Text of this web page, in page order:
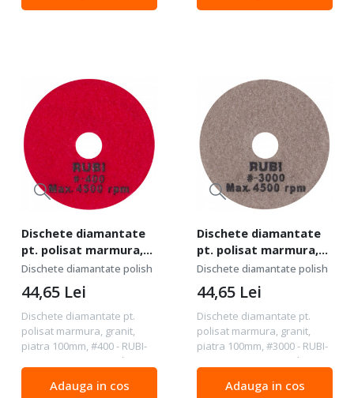
piatra naturala.
diamantat, fibrodisc
Dischete diamantate
pt. polisat marmura,
granit, piatra 100mm,
#400 - RUBI-62973
Dischete diamantate polish
Dischete diamantate pt.
polisat marmura, granit,
piatra 100mm, #400 - RUBI-
62973 Diametru ext. disc:
Pentru : marmura, granit,
44,65 Lei
Adauga in cos
Dischete diamantate
pt. polisat marmura,
granit, piatra 100mm,
#3000 - RUBI-62976
Dischete diamantate polish
Dischete diamantate pt.
polisat marmura, granit,
piatra 100mm, #3000 - RUBI-
62976 Diametru ext. disc:
Pentru : marmura, granit,
44,65 Lei
Adauga in cos